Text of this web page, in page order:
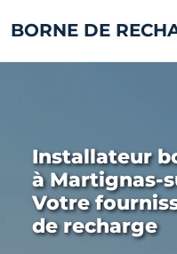
BORNE DE
Installateur
à Martignas-
Votre
de recharge